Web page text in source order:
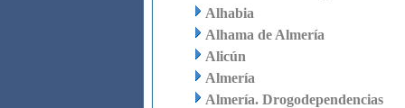
Alhabia
Alhama de Almería
Alicún
Almería
Almería. Drogodependencias